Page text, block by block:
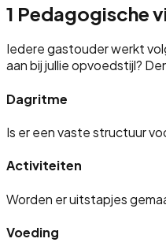
1 Pedagogische
Iedere gastouder werkt
aan bij jullie opvoedstijl?
Dagritme
Is er een vaste structuur
Activiteiten
Worden er uitstapjes
Voeding